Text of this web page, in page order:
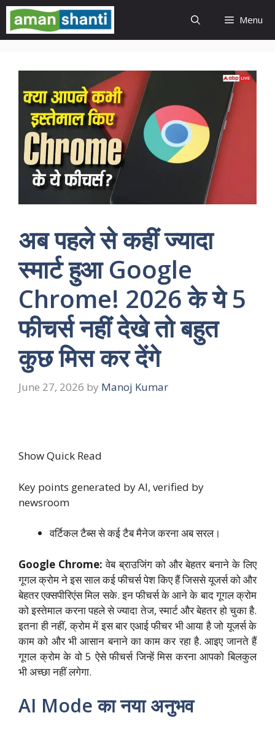
Skip
content
Menu
अब पहले से कहीं ज्यादा
स्मार्ट हुआ Google
Chrome! 2026 के ये 5
फीचर्स नहीं देखे तो बहुत
कुछ मिस कर देंगे
June 27, 2026 by Manoj Kumar
Show Quick Read
Key points generated by AI, verified by
newsroom
वर्टिकल टैब्स से कई टैब मैनेज करना अब सरल।
Google Chrome: वेब ब्राउजिंग को और बेहतर बनाने के लिए
गूगल क्रोम ने इस साल कई फीचर्स पेश किए हैं जिससे यूजर्स को और
बेहतर एक्सपीरिएंस मिल सके. इन फीचर्स के आने के बाद गूगल क्रोम
को इस्तेमाल करना पहले से ज्यादा तेज, स्मार्ट और बेहतर हो चुका है.
इतना ही नहीं, क्रोम में इस बार एआई फीचर भी आया है जो यूजर्स के
काम को और भी आसान बनाने का काम कर रहा है. आइए जानते हैं
गूगल क्रोम के वो 5 ऐसे फीचर्स जिन्हें मिस करना आपको बिलकुल
भी अच्छा नहीं लगेगा.
AI Mode का नया अनुभव